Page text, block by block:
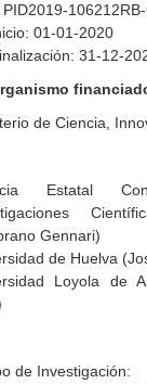
106212RB-
01-01-2020
31-12-
de Ciencia,
Estatal
Gennari)
de Huelva
Loyola de
de Investigación: